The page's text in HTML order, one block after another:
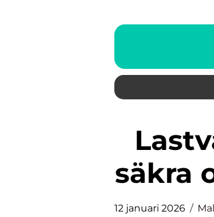
Lastväxlarlås som nyckel till
säkra
12 januari 2026